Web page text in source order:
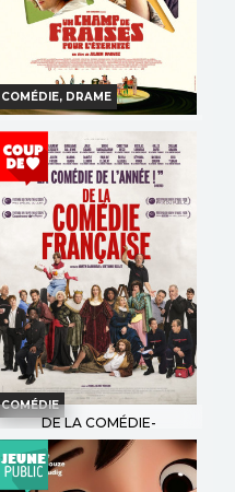
INT. -12ans VO
COMÉDIE, DRAME
UN CHAMP DE FRAISES
POUR L'ÉTERNITÉ
Horaires et Infos
Bande-annonce
Réservation
TOUT PUBLIC VF
COMÉDIE
DE LA COMÉDIE-
FRANÇAISE
Horaires et Infos